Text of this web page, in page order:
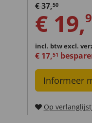
€37,50
€ 19,
incl. btwexcl.
€ 17,51
Informeer
Op